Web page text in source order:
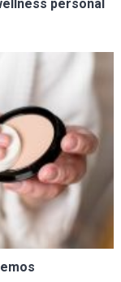
personal